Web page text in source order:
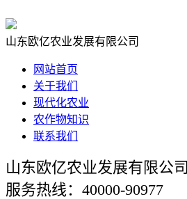
山东欧亿农业发展有限公司
网站首页
关于我们
现代化农业
农作物知识
联系我们
山东欧亿农业发展有限公司
服务热线：40000-90977